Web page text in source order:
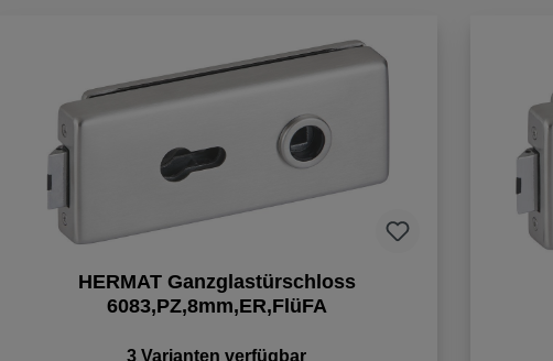
HERMAT Ganzglastürschloss
6083,PZ,8mm,ER,FlüFA
3 Varianten verfügbar